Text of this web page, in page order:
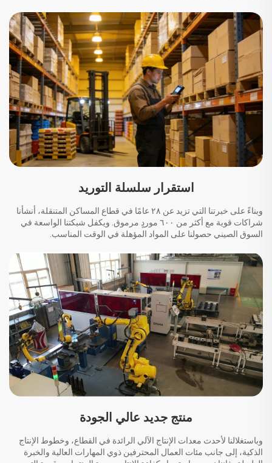
استقرار سلسلة التوريد
وبناءً على خبرتنا التي تزيد عن ٢٨ عامًا في قطاع المساكن المتنقلة، أنشأنا
شراكات قوية مع أكثر من ٦٠٠ موردٍ مرموق. ويكفل شبكتنا الواسعة في
السوق الصيني حصولنا على المواد المؤهلة في الوقت المناسب.
منتج جديد عالي الجودة
وباستغلالنا لأحدث معدات الإنتاج الآلي الرائدة في القطاع، وخطوط الإنتاج
الذكية، إلى جانب مئات العمال المحترفين ذوي المهارات العالية والخبرة